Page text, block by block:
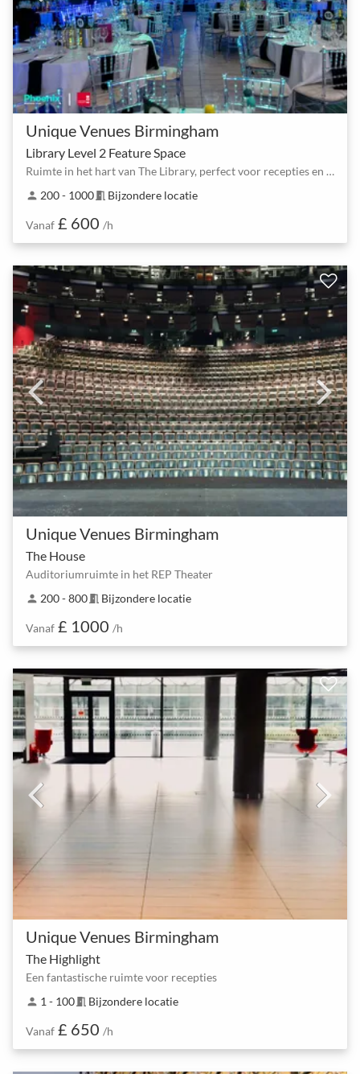
Unique Venues Birmingham
Library Level 2 Feature Space
Ruimte in het hart van The Library, perfect voor recepties en diners
person 200 - 1000meeting_room Bijzondere locatie
Vanaf £ 600 /h
Unique Venues Birmingham
The House
Auditoriumruimte in het REP Theater
person 200 - 800meeting_room Bijzondere locatie
Vanaf £ 1000 /h
Unique Venues Birmingham
The Highlight
Een fantastische ruimte voor recepties
person 1 - 100meeting_room Bijzondere locatie
Vanaf £ 650 /h